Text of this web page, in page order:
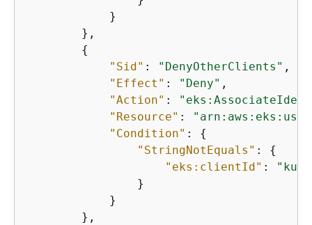
            }
        },
{
"Sid" : "DenyOtherClients" ,
"Effect" : "Deny" ,
"Action" :
"Resource" :
"arn:aws:eks:us-
"Condition" : {
"StringNotEquals" : {
"eks:clientId" :
                }
            }
        },